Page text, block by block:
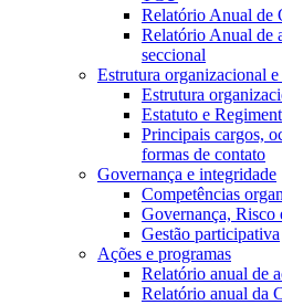
Relatório Anual de
Relatório Anual de
seccional
Estrutura organizacional e
Estrutura
Estatuto e
Principais cargos,
formas de contato
Governança e integridade
Competências
Governança, Risco
Gestão participativa
Ações e programas
Relatório anual de
Relatório anual da